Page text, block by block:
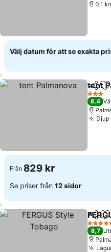
0.1
Välj datum för att se exakta
Dela
tent
3 Stjärnor
8,4
Djup
Från 829 kr
Se priser från 12 sidor
Dela
5
8,7